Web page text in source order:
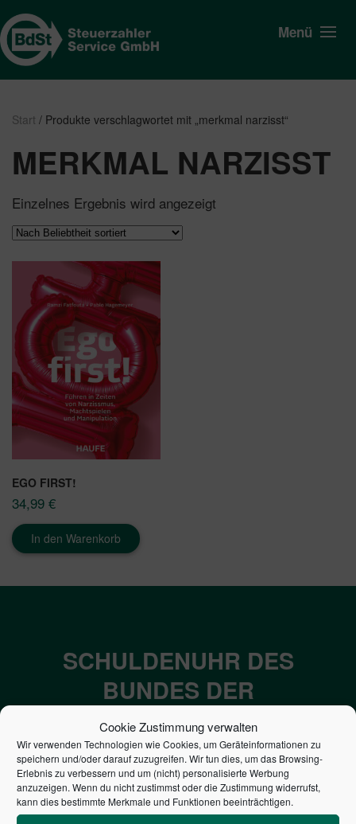
Cookie Zustimmung verwalten
Wir verwenden Technologien wie Cookies, um Geräteinformationen zu
speichern und/oder darauf zuzugreifen. Wir tun dies, um das Browsing-
Erlebnis zu verbessern und um (nicht) personalisierte Werbung
anzuzeigen. Wenn du nicht zustimmst oder die Zustimmung widerrufst,
kann dies bestimmte Merkmale und Funktionen beeinträchtigen.
Menü
Start / Produkte verschlagwortet mit „merkmal narzisst“
MERKMAL NARZISST
Einzelnes Ergebnis wird angezeigt
EGO FIRST!
34,99 €
In den Warenkorb
SCHULDENUHR DES
BUNDES DER
STEUERZAHLER
7,052€
NEUVERSCHULDUNG
PRO SEKUNDE